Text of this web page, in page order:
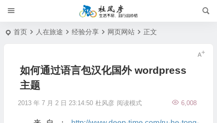
首页 人在旅途 经验分享 网页网站 正文
如何通过语言包汉化国外 wordpress
主题
2013 年 7 月 2 日 23:14:50 杜风彦 6,008
阅读模式